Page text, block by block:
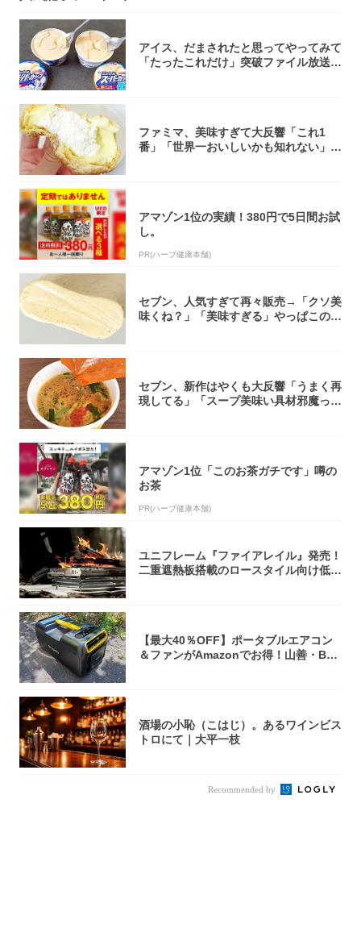
アイス、だまされたと思ってやってみて
「たったこれだけ」突破ファイル放送で
ファミマ、美味すぎて大反響「これ1
番」「世界一おいしいかも知れない」
アマゾン1位の実績！380円で5日間お試
し。
PR(ハーブ健康本舗)
セブン、人気すぎて再々販売→「クソ美
味くね？」「美味すぎる」やっぱこのク
セブン、新作はやくも大反響「うまく再
現してる」「スープ美味い具材邪魔って
アマゾン1位「このお茶ガチです」噂の
お茶
PR(ハーブ健康本舗)
ユニフレーム『ファイアレイル』発売！
二重遮熱板搭載のロースタイル向け低型
【最大40％OFF】ポータブルエアコン
＆ファンがAmazonでお得！山善・Bo
酒場の小恥（こはじ）。あるワインビス
トロにて｜大平一枝
Recommended by